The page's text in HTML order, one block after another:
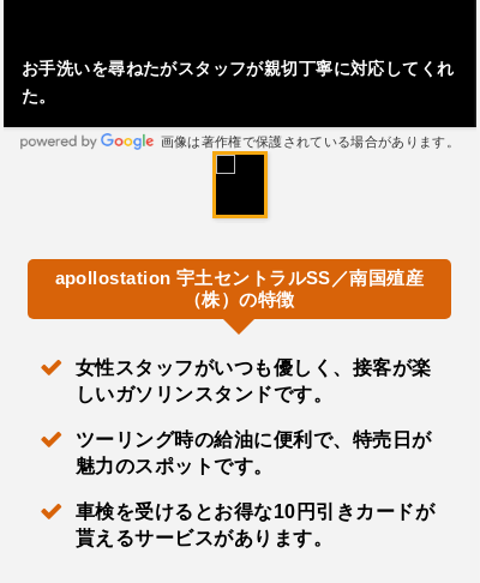
お手洗いを尋ねたがスタッフが親切丁寧に対応してくれ
た。
画像は著作権で保護されている場合があります。
apollostation 宇土セントラルSS／南国殖産
（株）の特徴
女性スタッフがいつも優しく、接客が楽
しいガソリンスタンドです。
ツーリング時の給油に便利で、特売日が
魅力のスポットです。
車検を受けるとお得な10円引きカードが
貰えるサービスがあります。